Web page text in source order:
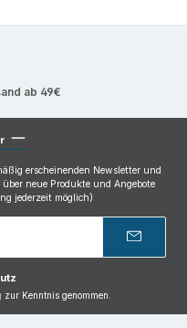
ab 49€
erscheinenden Newsletter und
neue Produkte und Angebote
jederzeit möglich)
zur Kenntnis genommen.